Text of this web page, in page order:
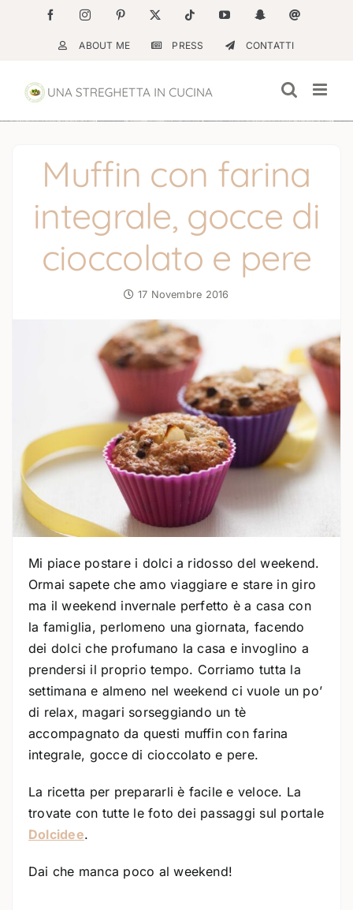
contenuto
FacebookInstagramPinterest Tiktok YouTubeSnapchatEmail
ABOUT ME PRESS CONTATTI
Muffin con farina
integrale, gocce di
cioccolato e pere
17 Novembre 2016
Mi piace postare i dolci a ridosso del weekend.
Ormai sapete che amo viaggiare e stare in giro
ma il weekend invernale perfetto è a casa con
la famiglia, perlomeno una giornata, facendo
dei dolci che profumano la casa e invoglino a
prendersi il proprio tempo. Corriamo tutta la
settimana e almeno nel weekend ci vuole un po’
di relax, magari sorseggiando un tè
accompagnato da questi muffin con farina
integrale, gocce di cioccolato e pere.
La ricetta per prepararli è facile e veloce. La
trovate con tutte le foto dei passaggi sul portale
Dolcidee.
Dai che manca poco al weekend!